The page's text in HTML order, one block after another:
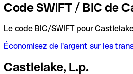
Code SWIFT / BIC de
Le code BIC/SWIFT pour
Économisez de l'argent sur les
Castlelake, L.p.